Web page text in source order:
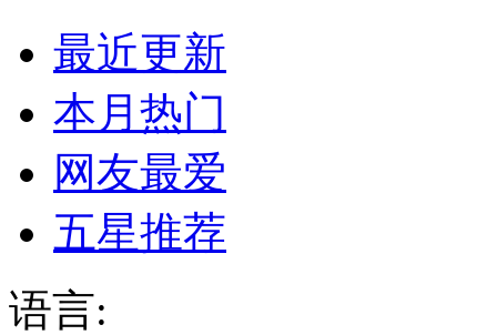
最近更新
本月热门
网友最爱
五星推荐
语言: